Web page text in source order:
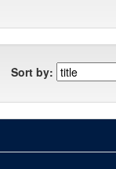
Sort by: